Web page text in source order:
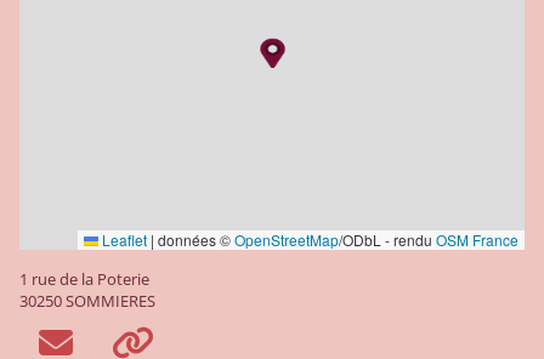
Leaflet | données ©OpenStreetMap/ODbL - rendu OSM France
1 rue de la Poterie
30250 SOMMIERES